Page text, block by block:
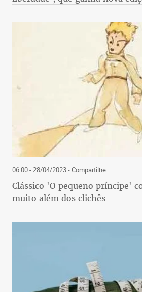
06:00 - 28/04/2023- Compartilhe
Clássico 'O pequeno príncipe'
muito além dos clichês